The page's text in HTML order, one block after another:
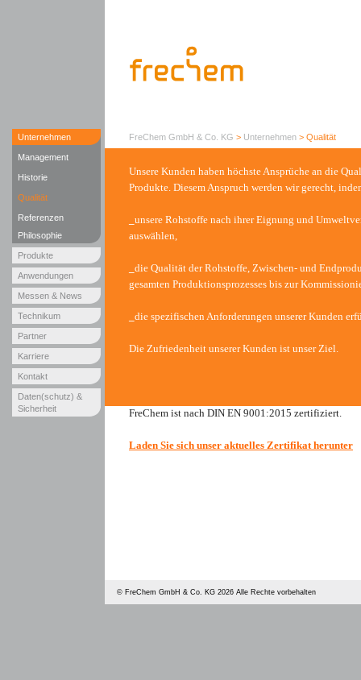
Unternehmen
Management
Historie
Qualität
Referenzen
Philosophie
Produkte
Anwendungen
Messen & News
Technikum
Partner
Karriere
Kontakt
Daten(schutz) &
Sicherheit
FreChem GmbH & Co. KG > Unternehmen > Qualität
Unsere Kunden haben höchste Ansprüche an die
Produkte. Diesem Anspruch werden wir gerecht,
unsere Rohstoffe nach ihrer Eignung und
auswählen,
die Qualität der Rohstoffe, Zwischen- und
gesamten Produktionsprozesses bis zur
die spezifischen Anforderungen unserer Kunden
Die Zufriedenheit unserer Kunden ist unser Ziel.
FreChem ist nach DIN EN 9001:2015 zertifiziert.
Laden Sie sich unser aktuelles Zertifikat herunter
© FreChem GmbH & Co. KG 2026 Alle Rechte vorbehalten